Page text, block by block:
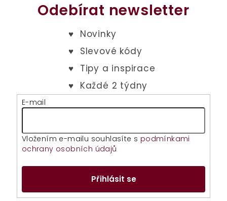
Odebírat newsletter
E-mail
Vložením e-mailu souhlasíte s podmínkami
ochrany osobních údajů
Přihlásit se